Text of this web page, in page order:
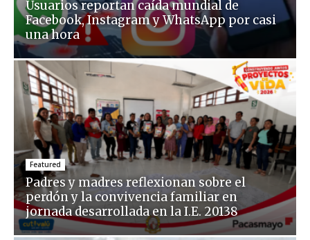
Usuarios reportan caída mundial de
Facebook, Instagram y WhatsApp por casi
una hora
Featured
Padres y madres reflexionan sobre el
perdón y la convivencia familiar en
jornada desarrollada en la I.E. 20138